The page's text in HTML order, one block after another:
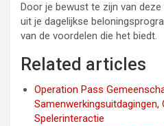
Door je bewust te zijn van
uit je dagelijkse
van de voordelen die het biedt.
Related articles
Operation Pass
Samenwerkingsuitdagingen,
Spelerinteractie